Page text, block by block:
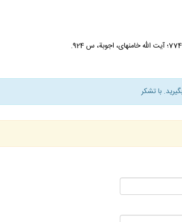
با تشكر